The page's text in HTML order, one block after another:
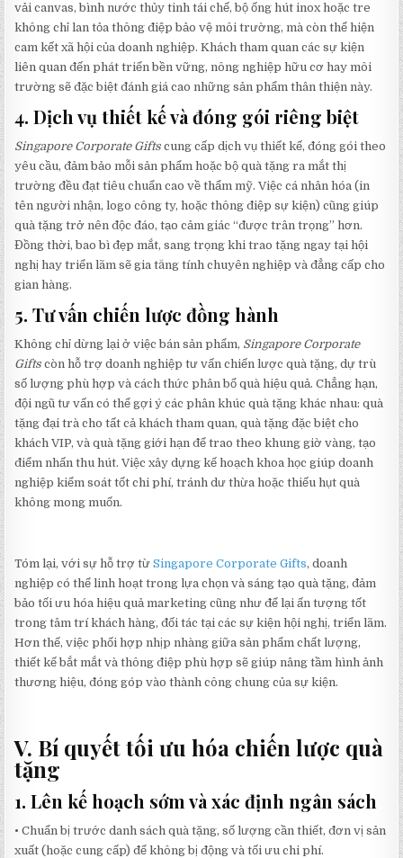
vải canvas, bình nước thủy tinh tái chế, bộ ống hút inox hoặc tre
không chỉ lan tỏa thông điệp bảo vệ môi trường, mà còn thể hiện
cam kết xã hội của doanh nghiệp. Khách tham quan các sự kiện
liên quan đến phát triển bền vững, nông nghiệp hữu cơ hay môi
trường sẽ đặc biệt đánh giá cao những sản phẩm thân thiện này.
4.Dịch vụ thiết kế và đóng gói riêng biệt
Singapore Corporate Gifts cung cấp dịch vụ thiết kế, đóng gói theo
yêu cầu, đảm bảo mỗi sản phẩm hoặc bộ quà tặng ra mắt thị
trường đều đạt tiêu chuẩn cao về thẩm mỹ. Việc cá nhân hóa (in
tên người nhận, logo công ty, hoặc thông điệp sự kiện) cũng giúp
quà tặng trở nên độc đáo, tạo cảm giác “được trân trọng” hơn.
Đồng thời, bao bì đẹp mắt, sang trọng khi trao tặng ngay tại hội
nghị hay triển lãm sẽ gia tăng tính chuyên nghiệp và đẳng cấp cho
gian hàng.
5.Tư vấn chiến lược đồng hành
Không chỉ dừng lại ở việc bán sản phẩm, Singapore Corporate
Gifts còn hỗ trợ doanh nghiệp tư vấn chiến lược quà tặng, dự trù
số lượng phù hợp và cách thức phân bổ quà hiệu quả. Chẳng hạn,
đội ngũ tư vấn có thể gợi ý các phân khúc quà tặng khác nhau: quà
tặng đại trà cho tất cả khách tham quan, quà tặng đặc biệt cho
khách VIP, và quà tặng giới hạn để trao theo khung giờ vàng, tạo
điểm nhấn thu hút. Việc xây dựng kế hoạch khoa học giúp doanh
nghiệp kiểm soát tốt chi phí, tránh dư thừa hoặc thiếu hụt quà
không mong muốn.
Tóm lại, với sự hỗ trợ từSingapore Corporate Gifts, doanh
nghiệp có thể linh hoạt trong lựa chọn và sáng tạo quà tặng, đảm
bảo tối ưu hóa hiệu quả marketing cũng như để lại ấn tượng tốt
trong tâm trí khách hàng, đối tác tại các sự kiện hội nghị, triển lãm.
Hơn thế, việc phối hợp nhịp nhàng giữa sản phẩm chất lượng,
thiết kế bắt mắt và thông điệp phù hợp sẽ giúp nâng tầm hình ảnh
thương hiệu, đóng góp vào thành công chung của sự kiện.
V. Bí quyết tối ưu hóa chiến lược quà
tặng
1.Lên kế hoạch sớm và xác định ngân sách
• Chuẩn bị trước danh sách quà tặng, số lượng cần thiết, đơn vị sản
xuất (hoặc cung cấp) để không bị động và tối ưu chi phí.